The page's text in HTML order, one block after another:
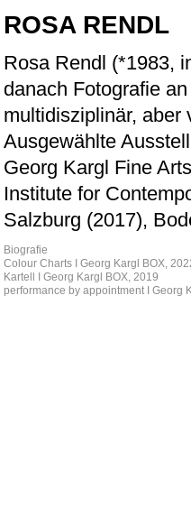
ROSA RENDL
Rosa Rendl (*1983,
danach Fotografie
multidisziplinär, aber
Ausgewählte
Georg Kargl Fine
Institute for
Salzburg (2017),
Biografie
Colour Charts I Georg Kargl BOX,
Kartell I Georg Kargl BOX, 2019
performance by appointment I Georg